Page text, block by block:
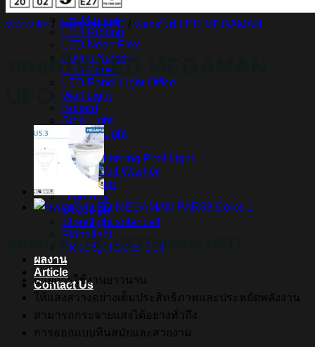
สินค้า Lighting
LED Linear
LED Ribbon
LED Neon Flex
Power Supply
LED Panel
LED Panel Light Office
Wall Light
Bollard
Step Light
Garden Light
Up Light
LED Swimming Pool Light
Linear Wall Washer
Post Lamp
High Bay
Streetlight
Streetlight solar cell
Floodlight
Floodlight Solar Cell
ผลงาน
Article
Contact Us
หน้าหลัก / หลอดไฟ LED / หลอดไฟ LED MEGAMAN
หลอดไฟ LED MEGAMAN
หลอดไฟ LED MEGAMAN UFO
อายุการใช้งานยาวนาน
ให้แสงสว่างอย่างเต็มประสิทธิภาพและประหยัดพลังงาน
สามารถกระจายแสงได้อย่างทั่วถึง
การออกแบบทีนสมัยและสวยงาม